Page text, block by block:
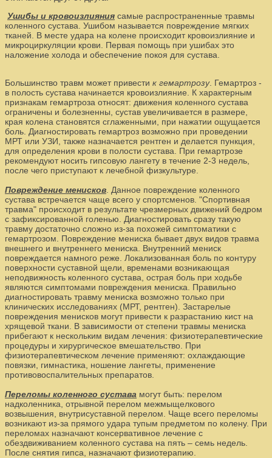
Ушибы и кровоизлияния самые распространенные травмы
коленного сустава. Ушибом называется повреждение мягких
тканей. В месте удара на колене происходит кровоизлияние и
микроциркуляции крови. Первая помощь при ушибах это
наложение холода и обеспечение покоя для сустава.
Большинство травм может привести к гемартрозу. Гемартроз -
в полость сустава начинается кровоизлияние. К характерным
признакам гемартроза относят: движения коленного сустава
ограничены и болезненны, сустав увеличивается в размере,
края колена становятся сглаженными, при нажатии ощущается
боль. Диагностировать гемартроз возможно при проведении
МРТ или УЗИ, также назначается рентген и делается пункция,
для определения крови в полости сустава. При гемартрозе
рекомендуют носить гипсовую лангету в течение 2-3 недель,
после чего приступают к лечебной физкультуре.
Повреждение менисков . Данное повреждение коленного
сустава встречается чаще всего у спортсменов. "Спортивная
травма" происходит в результате чрезмерных движений бедром
с зафиксированной голенью. Диагностировать сразу такую
травму достаточно сложно из-за похожей симптоматики с
гемартрозом. Повреждение мениска бывает двух видов травма
внешнего и внутреннего мениска. Внутренний мениск
повреждается намного реже. Локализованная боль по контуру
поверхности суставной щели, временами возникающая
неподвижность коленного сустава, острая боль при ходьбе
являются симптомами повреждения мениска. Правильно
диагностировать травму мениска возможно только при
клинических исследованиях (МРТ, рентген). Застарелые
повреждения менисков могут привести к разрастанию кист на
хрящевой ткани. В зависимости от степени травмы мениска
прибегают к нескольким видам лечения: физиотерапевтические
процедуры и хирургическое вмешательство. При
физиотерапевтическом лечение применяют: охлаждающие
повязки, гимнастика, ношение лангеты, применение
противовоспалительных препаратов.
Переломы коленного сустава могут быть: перелом
надколенника, отрывной перелом межмыщелкового
возвышения, внутрисуставной перелом. Чаще всего переломы
возникают из-за прямого удара тупым предметом по колену. При
переломах назначают консервативное лечение с
обездвиживанием коленного сустава на пять – семь недель.
После снятия гипса, назначают физиотерапию.